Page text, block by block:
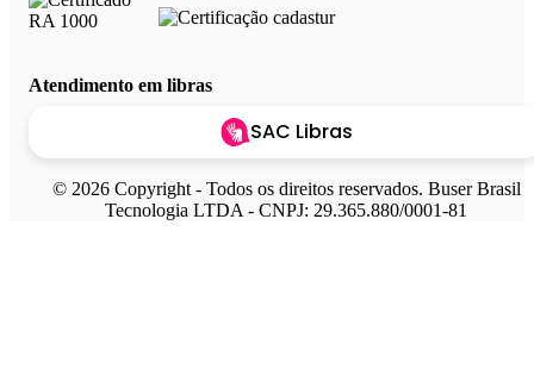
Atendimento em libras
SAC Libras
© 2026 Copyright - Todos os direitos reservados. Buser Brasil
Tecnologia LTDA - CNPJ: 29.365.880/0001-81